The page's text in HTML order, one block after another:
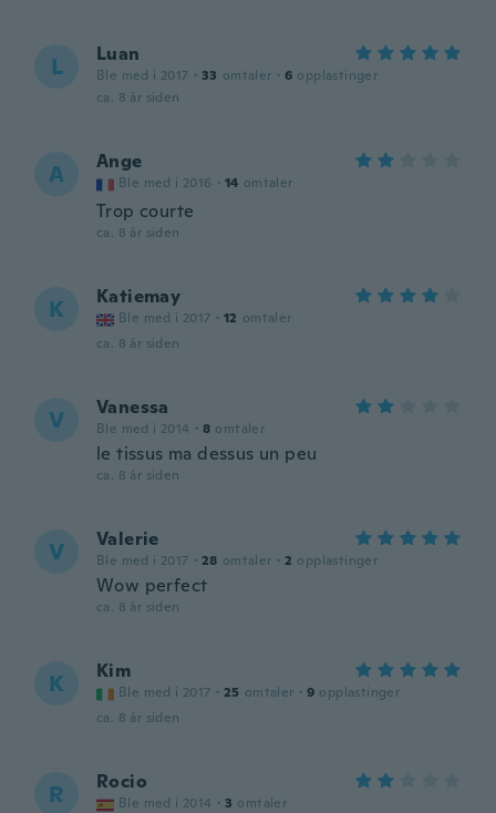
L Luan
Ble med i 2017 · 33 omtaler · 6 opplastinger
ca. 8 år siden
A Ange
Ble med i 2016 · 14 omtaler
Trop courte
ca. 8 år siden
K Katiemay
Ble med i 2017 · 12 omtaler
ca. 8 år siden
V Vanessa
Ble med i 2014 · 8 omtaler
le tissus ma dessus un peu
ca. 8 år siden
V Valerie
Ble med i 2017 · 28 omtaler · 2 opplastinger
Wow perfect
ca. 8 år siden
K Kim
Ble med i 2017 · 25 omtaler · 9 opplastinger
ca. 8 år siden
R Rocio
Ble med i 2014 · 3 omtaler